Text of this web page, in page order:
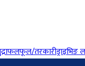
फलफूल/तरकारीड्राइभिङ